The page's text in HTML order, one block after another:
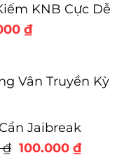
KNB Cực Dễ
₫.
₫Giá
là:
Vân Truyền Kỳ
Jaibreak
₫ Giá
100.000 ₫Giá